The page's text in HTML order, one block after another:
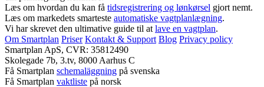
Læs om hvordan du kan få tidsregistrering og lønkørsel gjort nemt.
Læs om markedets smarteste automatiske vagtplanlægning.
Vi har skrevet den ultimative guide til at lave en vagtplan.
Om Smartplan Priser Kontakt & Support Blog Privacy policy
Smartplan ApS, CVR: 35812490
Skolegade 7b, 3.tv, 8000 Aarhus C
Få Smartplan schemaläggning på svenska
Få Smartplan vaktliste på norsk